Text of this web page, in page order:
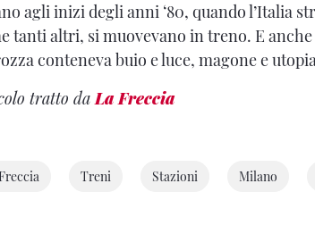
agli inizi degli anni ‘80, quando l’Italia
tanti altri, si muovevano in treno. E
conteneva buio e luce, magone e
tratto daLa Freccia
Treni Stazioni Milano